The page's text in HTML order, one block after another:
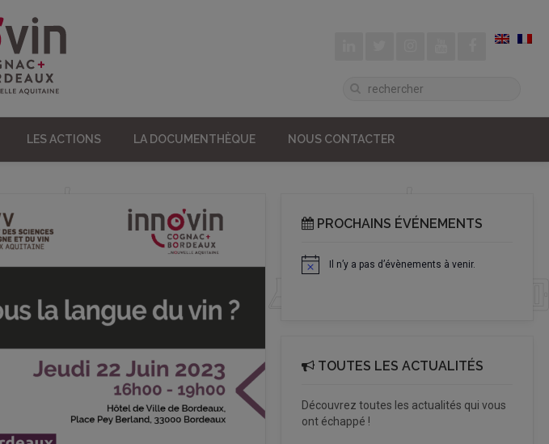
LES ACTIONS LA DOCUMENTHÈQUE NOUS CONTACTER
PROCHAINS ÉVÉNEMENTS
Notice Il n’y a pas d’évènements à venir.
TOUTES LES ACTUALITÉS
Découvrez toutes les actualités qui vous
ont échappé !